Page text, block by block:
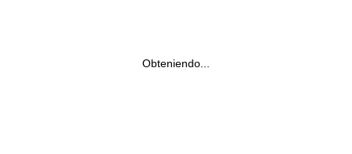
Obteniendo...